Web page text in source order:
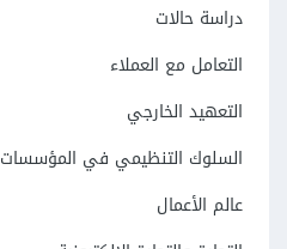
دراسة حالات
التعامل مع العملاء
التعهيد الخارجي
السلوك التنظيمي في المؤسسات
عالم الأعمال